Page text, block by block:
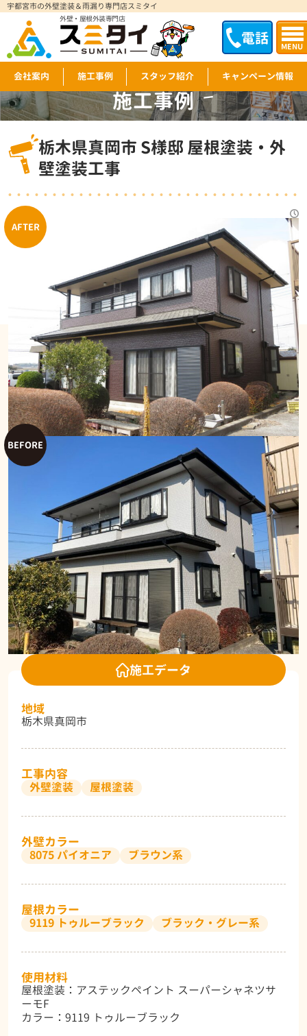
電話 MENU
宇都宮市の外壁塗装＆雨漏り専門店スミタイ
外壁・屋根外装専門店
会社案内 施工事例 スタッフ紹介 キャンペーン情報
施工事例
WORKS
栃木県真岡市 S様邸 屋根塗装・外
壁塗装工事
施工データ
地域
栃木県真岡市
工事内容
外壁塗装 屋根塗装
外壁カラー
8075 パイオニア ブラウン系
屋根カラー
9119 トゥルーブラック ブラック・グレー系
使用材料
屋根塗装：アステックペイント スーパーシャネツサ
ーモF
カラー：9119 トゥルーブラック